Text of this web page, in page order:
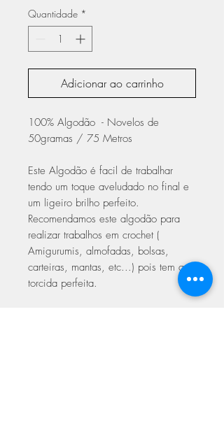
Quantidade *
Adicionar ao carrinho
100% Algodão - Novelos de
50gramas / 75 Metros
Este Algodão é facil de trabalhar
tendo um toque aveludado no final e
um ligeiro brilho perfeito.
Recomendamos este algodão para
realizar trabalhos em crochet (
Amigurumis, almofadas, bolsas,
carteiras, mantas, etc...) pois tem a
torcida perfeita.